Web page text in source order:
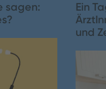
Schließen
sagen:
Ein
und